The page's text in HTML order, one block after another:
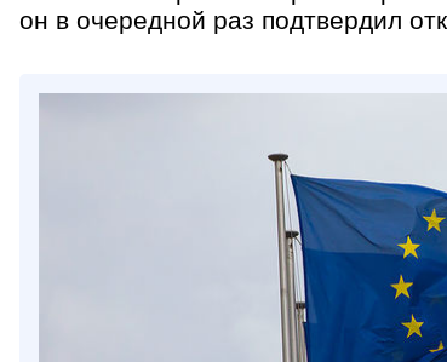
он в очередной раз подтвердил